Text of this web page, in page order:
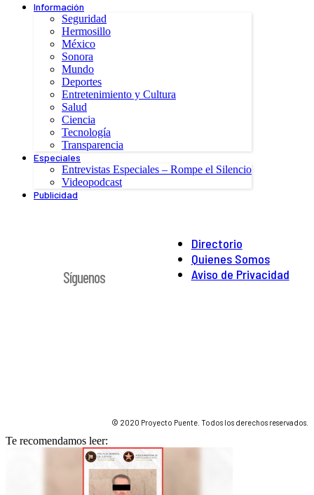
Información
Seguridad
Hermosillo
México
Sonora
Mundo
Deportes
Entretenimiento y Cultura
Salud
Ciencia
Tecnología
Transparencia
Especiales
Entrevistas Especiales – Rompe el Silencio
Videopodcast
Publicidad
Directorio
Quienes Somos
Aviso de Privacidad
Síguenos
© 2020 Proyecto Puente. Todos los derechos reservados.
Te recomendamos leer: